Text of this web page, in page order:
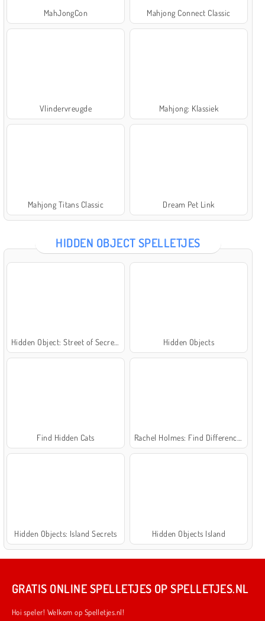
MahJongCon Mahjong Connect Classic
Vlindervreugde Mahjong: Klassiek
Mahjong Titans Classic Dream Pet Link
HIDDEN OBJECT SPELLETJES
Hidden Objects
Find Hidden Cats
Hidden Objects: Island Secrets Hidden Objects Island
GRATIS ONLINE SPELLETJES OP SPELLETJES.NL
Hoi speler! Welkom op Spelletjes.nl!